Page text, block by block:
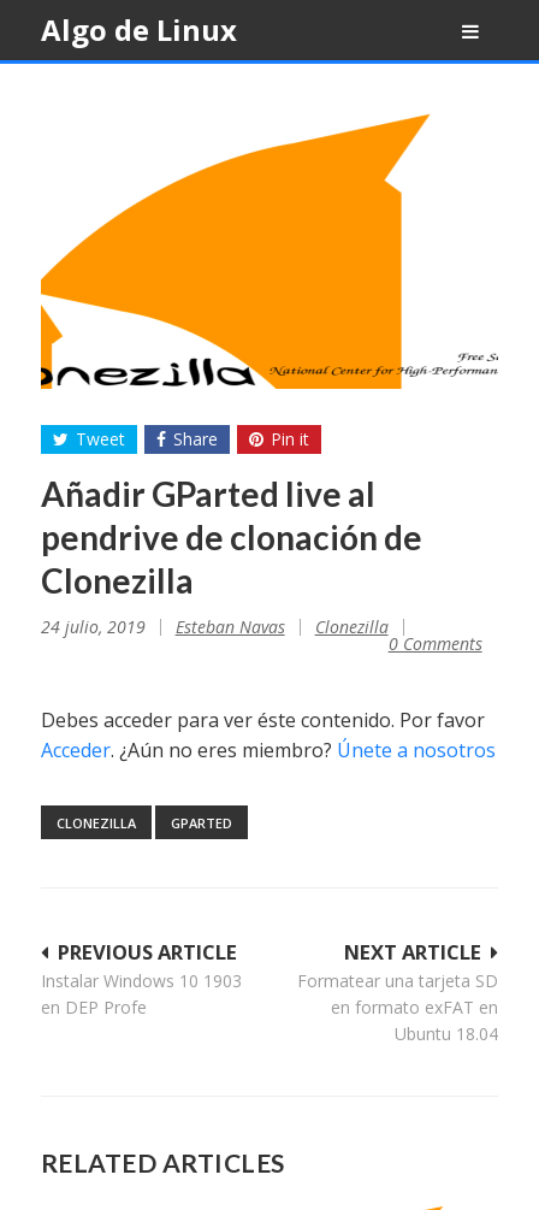
content
Algo de Linux
Tweet Share Pin it
Añadir GParted live al
pendrive de clonación de
Clonezilla
24 julio, 2019 Esteban Navas Clonezilla
0 Comments
Debes acceder para ver éste contenido. Por favor
Acceder. ¿Aún no eres miembro? Únete a nosotros
CLONEZILLA GPARTED
Navegación
de
NEXT ARTICLE
Formatear una tarjeta SD
en formato exFAT en
Ubuntu 18.04
PREVIOUS ARTICLE
Instalar Windows 10 1903
en DEP Profe
RELATED ARTICLES